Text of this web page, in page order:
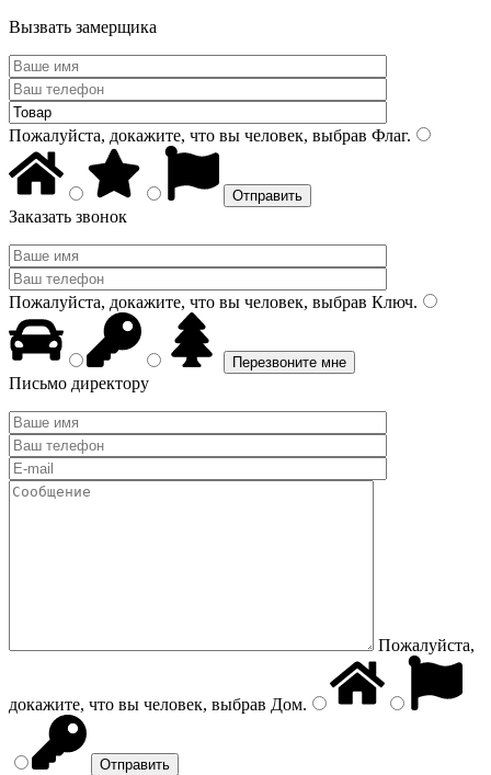
Вызвать замерщика
Пожалуйста, докажите, что вы человек, выбрав Флаг.
Заказать звонок
Пожалуйста, докажите, что вы человек, выбрав Ключ.
Письмо директору
Пожалуйста,
докажите, что вы человек, выбрав Дом.